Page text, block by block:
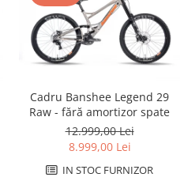
Cadru Banshee Legend 29
Raw - fără amortizor spate
12.999,00 Lei
8.999,00 Lei
IN STOC FURNIZOR